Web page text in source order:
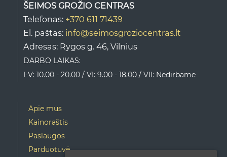
ŠEIMOS GROŽIO CENTRAS
Telefonas: +370 611 71439
El. paštas: info@seimosgroziocentras.lt
Adresas: Rygos g. 46, Vilnius
DARBO LAIKAS:
I-V: 10.00 - 20.00 / VI: 9.00 - 18.00 / VII: Nedirbame
Apie mus
Kainoraštis
Paslaugos
Parduotuvė